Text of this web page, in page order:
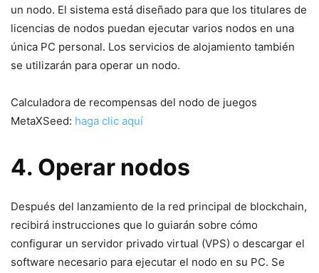
un nodo. El sistema está diseñado para que los titulares de
licencias de nodos puedan ejecutar varios nodos en una
única PC personal. Los servicios de alojamiento también
se utilizarán para operar un nodo.
Calculadora de recompensas del nodo de juegos
MetaXSeed: haga clic aquí
4. Operar nodos
Después del lanzamiento de la red principal de blockchain,
recibirá instrucciones que lo guiarán sobre cómo
configurar un servidor privado virtual (VPS) o descargar el
software necesario para ejecutar el nodo en su PC. Se